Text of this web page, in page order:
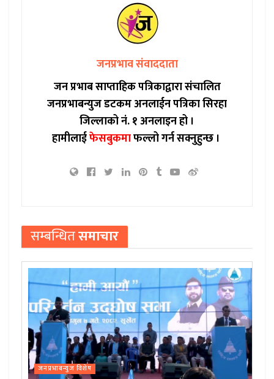
जनप्रभाव संवाददाता
जन प्रभाब साप्ताहिक पत्रिकाद्वारा संचालित
जनप्रभाबन्युज डटकम अनलाईन पत्रिका सिरहा
जिल्लाको नं. १ अनलाइन हो ।
हामीलाईफेसबुकमाफल्लो गर्न सक्नुहुन्छ ।
सम्बन्धितसमाचार
जनप्रभाबन्युज विशेष